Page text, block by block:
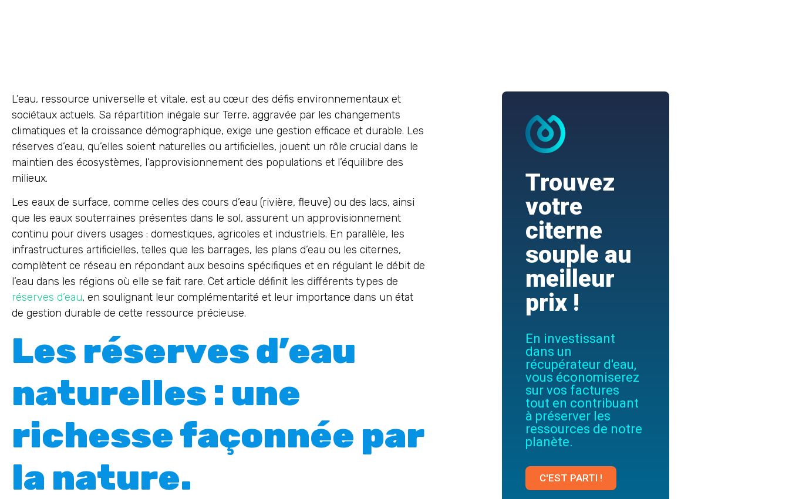
L’eau, ressource universelle et vitale, est au cœur des défis environnementaux et
sociétaux actuels. Sa répartition inégale sur Terre, aggravée par les changements
climatiques et la croissance démographique, exige une gestion efficace et durable. Les
réserves d’eau, qu’elles soient naturelles ou artificielles, jouent un rôle crucial dans le
maintien des écosystèmes, l’approvisionnement des populations et l’équilibre des
milieux.
Les eaux de surface, comme celles des cours d’eau (rivière, fleuve) ou des lacs, ainsi
que les eaux souterraines présentes dans le sol, assurent un approvisionnement
continu pour divers usages : domestiques, agricoles et industriels. En parallèle, les
infrastructures artificielles, telles que les barrages, les plans d’eau ou les citernes,
complètent ce réseau en répondant aux besoins spécifiques et en régulant le débit de
l’eau dans les régions où elle se fait rare. Cet article définit les différents types de
réserves d’eau, en soulignant leur complémentarité et leur importance dans un état
de gestion durable de cette ressource précieuse.
Les réserves d’eau
naturelles : une
richesse façonnée par
la nature.
Trouvez
votre
citerne
souple au
meilleur
prix !
En investissant
dans un
récupérateur d'eau,
vous économiserez
sur vos factures
tout en contribuant
à préserver les
ressources de notre
planète.
C'EST PARTI !